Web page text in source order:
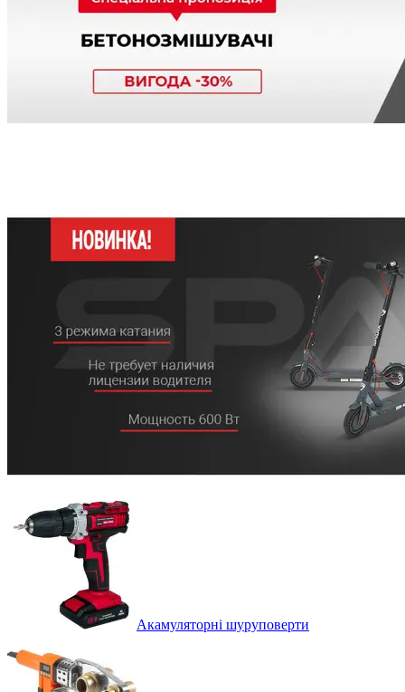
Акамуляторні шуруповерти